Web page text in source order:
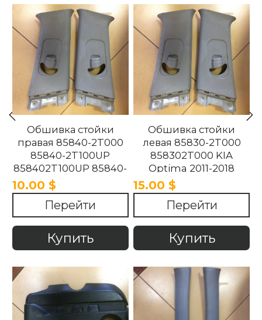
Обшивка стойки
правая 85840-2T000
85840-2T100UP
858402T100UP 85840-
2T100UP KIA Optima
2011-2018
10.00 $
Перейти
Купить
Обшивка стойки
левая 85830-2T000
858302T000 KIA
Optima 2011-2018
15.00 $
Перейти
Купить